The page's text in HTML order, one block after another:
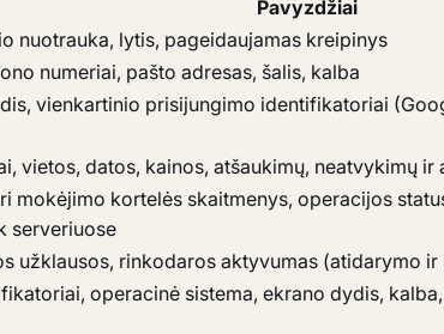
Pavyzdžiai
nuotrauka, lytis, pageidaujamas kreipinys
numeriai, pašto adresas, šalis, kalba
vienkartinio prisijungimo identifikatoriai
vietos, datos, kainos, atšaukimų, neatvykimų
mokėjimo kortelės skaitmenys, operacijos
serveriuose
užklausos, rinkodaros aktyvumas (atidarymo
operacinė sistema, ekrano dydis,